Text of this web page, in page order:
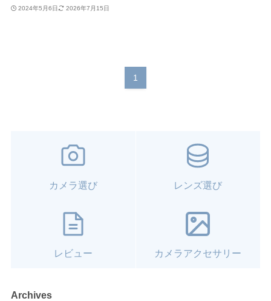
2024年5月6日 2026年7月15日
1
カメラ選び レンズ選び
レビュー カメラアクセサリー
Archives